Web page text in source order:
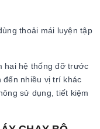
thoải mái luyện tập
hai hệ thống đỡ trước
đến nhiều vị trí khác
sử dụng, tiết kiệm